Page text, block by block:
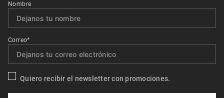
Nombre
Correo*
Quiero recibir el newsletter con promociones.